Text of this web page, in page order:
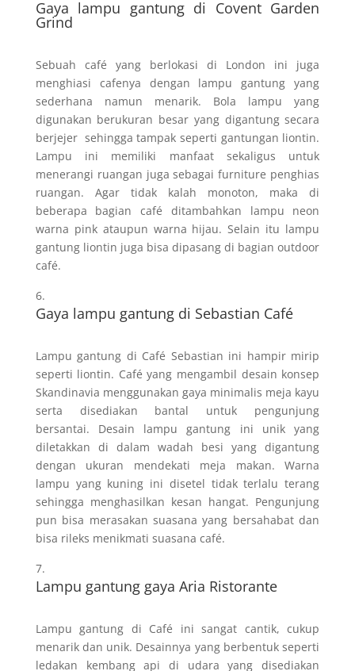
Gaya lampu gantung di Covent Garden
Grind
Sebuah café yang berlokasi di London ini juga
menghiasi cafenya dengan lampu gantung yang
sederhana namun menarik. Bola lampu yang
digunakan berukuran besar yang digantung secara
berjejer sehingga tampak seperti gantungan liontin.
Lampu ini memiliki manfaat sekaligus untuk
menerangi ruangan juga sebagai furniture penghias
ruangan. Agar tidak kalah monoton, maka di
beberapa bagian café ditambahkan lampu neon
warna pink ataupun warna hijau. Selain itu lampu
gantung liontin juga bisa dipasang di bagian outdoor
café.
Gaya lampu gantung di Sebastian Café
Lampu gantung di Café Sebastian ini hampir mirip
seperti liontin. Café yang mengambil desain konsep
Skandinavia menggunakan gaya minimalis meja kayu
serta disediakan bantal untuk pengunjung
bersantai. Desain lampu gantung ini unik yang
diletakkan di dalam wadah besi yang digantung
dengan ukuran mendekati meja makan. Warna
lampu yang kuning ini disetel tidak terlalu terang
sehingga menghasilkan kesan hangat. Pengunjung
pun bisa merasakan suasana yang bersahabat dan
bisa rileks menikmati suasana café.
Lampu gantung gaya Aria Ristorante
Lampu gantung di Café ini sangat cantik, cukup
menarik dan unik. Desainnya yang berbentuk seperti
ledakan kembang api di udara yang disediakan